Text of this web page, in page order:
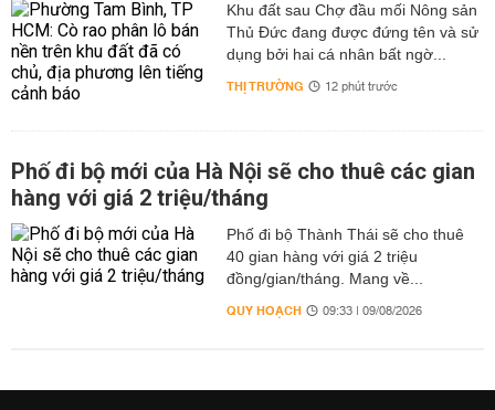
Khu đất sau Chợ đầu mối Nông sản
Thủ Đức đang được đứng tên và sử
dụng bởi hai cá nhân bất ngờ...
THỊ TRƯỜNG 12 phút trước
Phố đi bộ mới của Hà Nội sẽ cho thuê các gian
hàng với giá 2 triệu/tháng
Phố đi bộ Thành Thái sẽ cho thuê
40 gian hàng với giá 2 triệu
đồng/gian/tháng. Mang về...
QUY HOẠCH 09:33 | 09/08/2026